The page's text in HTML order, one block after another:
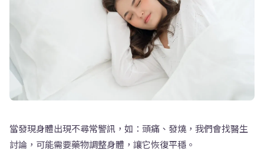
當發現身體出現不尋常警訊，如：頭痛、發燒，我們會找醫生
討論，可能需要藥物調整身體，讓它恢復平穩。